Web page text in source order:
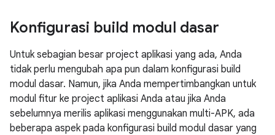
Konfigurasi build modul dasar
Untuk sebagian besar project aplikasi yang ada, Anda
tidak perlu mengubah apa pun dalam konfigurasi build
modul dasar. Namun, jika Anda mempertimbangkan untuk
modul fitur ke project aplikasi Anda atau jika Anda
sebelumnya merilis aplikasi menggunakan multi-APK, ada
beberapa aspek pada konfigurasi build modul dasar yang